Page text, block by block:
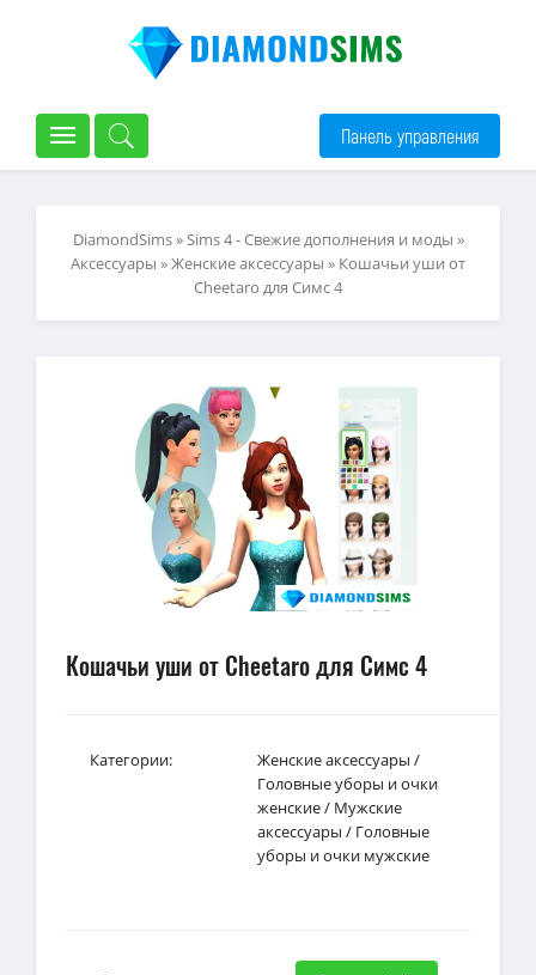
Панель управления
DiamondSims»Sims 4 - Свежие дополнения и моды »
Аксессуары »Женские аксессуары » Кошачьи уши от
Cheetaro для Симс 4
Кошачьи уши от Cheetaro для Симс 4
Категории: Женские аксессуары /
Головные уборы и очки
женские/ Мужские
аксессуары / Головные
уборы и очки мужские